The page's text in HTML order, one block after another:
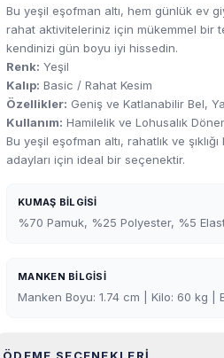
Bu yeşil eşofman altı, hem günlük ev
rahat aktiviteleriniz için mükemmel bir
kendinizi gün boyu iyi hissedin.
Renk: Yeşil
Kalıp: Basic / Rahat Kesim
Özellikler: Geniş ve Katlanabilir Bel,
Kullanım: Hamilelik ve Lohusalık
Bu yeşil eşofman altı, rahatlık ve
adayları için ideal bir seçenektir.
KUMAŞ BILGISI
%70 Pamuk, %25 Polyester, %5
MANKEN BILGISI
Manken Boyu: 1.74 cm | Kilo: 60 kg |
ÖDEME SEÇENEKLERI